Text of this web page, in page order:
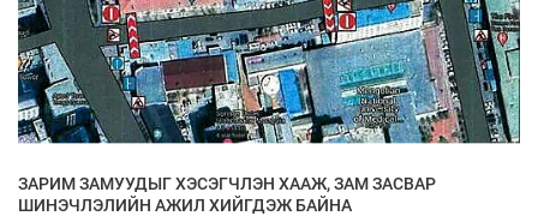
ЗАРИМ ЗАМУУДЫГ ХЭСЭГЧЛЭН ХААЖ, ЗАМ ЗАСВАР
ШИНЭЧЛЭЛИЙН АЖИЛ ХИЙГДЭЖ БАЙНА